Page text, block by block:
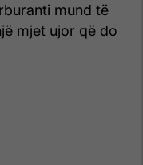
mund të
mjet ujor që do